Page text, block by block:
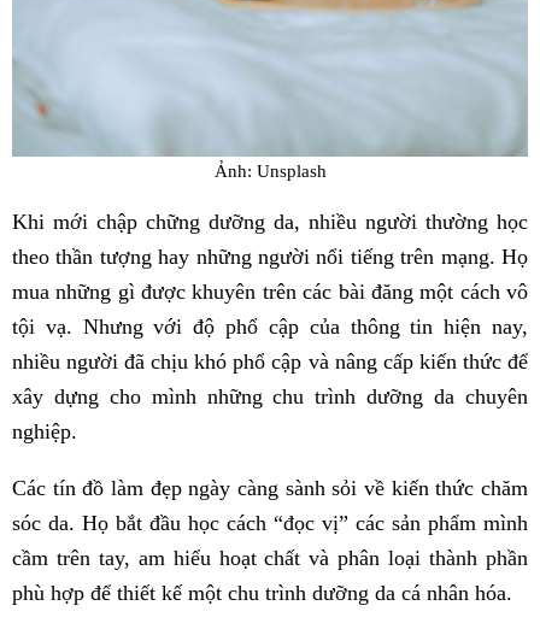
Ảnh: Unsplash
Khi mới chập chững dưỡng da, nhiều người thường học
theo thần tượng hay những người nổi tiếng trên mạng. Họ
mua những gì được khuyên trên các bài đăng một cách vô
tội vạ. Nhưng với độ phổ cập của thông tin hiện nay,
nhiều người đã chịu khó phổ cập và nâng cấp kiến thức để
xây dựng cho mình những chu trình dưỡng da chuyên
nghiệp.
Các tín đồ làm đẹp ngày càng sành sỏi về kiến thức chăm
sóc da. Họ bắt đầu học cách “đọc vị” các sản phẩm mình
cầm trên tay, am hiểu hoạt chất và phân loại thành phần
phù hợp để thiết kế một chu trình dưỡng da cá nhân hóa.